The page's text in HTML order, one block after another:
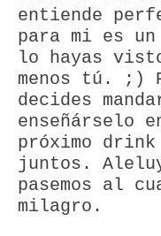
entiende
para mi es un
lo hayas
menos tú. ;)
decides
enseñárselo
próximo drink
juntos.
pasemos al
milagro.